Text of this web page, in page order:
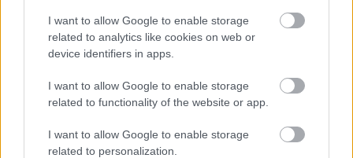
I want to allow Google to enable storage
related to analytics like cookies on web or
device identifiers in apps.
I want to allow Google to enable storage
related to functionality of the website or app.
I want to allow Google to enable storage
related to personalization.
Vnútorné žalúzie sú v 40-stupňových horúčavách pasca:
Prečo z okna robia radiátor a ako to vyriešiť za pár eur?
tienenia na spôsob markízy 250x150cm. Čínsky
predajcovia idú okolo 100 eur kus.
Nekupujte drahé lapače: Vyrobte si za 5 minút domácu
pascu na osy a sršne, ktorá ich nepustí von
Bros sprej necaka kym osa vypije moje pivo. Zaroven
pasca naucinke moc efektivne. Skor pritiahne slimaky
Viete, kedy použiť akú maltu? Spoznajte rozdiely, ktoré
3 ročník základnej školy. To fakt? AI alebo nejaka kniha